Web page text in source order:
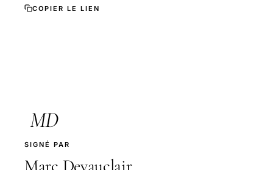
COPIER LE LIEN
MD
SIGNÉ PAR
Marc Devauclair